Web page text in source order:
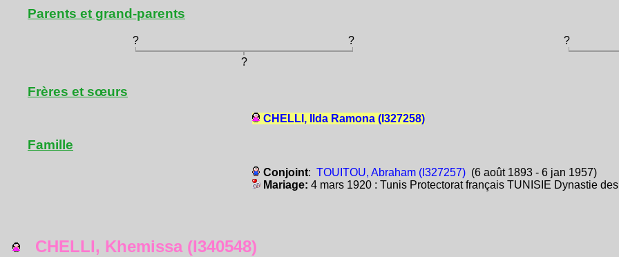
Parents et grand-parents
? ?
?
?
Frères et sœurs
CHELLI, Ilda Ramona (I327258)
Famille
Conjoint:TOUITOU, Abraham (I327257) (6 août 1893 - 6 jan 1957)
Mariage:4 mars 1920 : Tunis Protectorat français TUNISIE Dynastie
CHELLI, Khemissa (I340548)